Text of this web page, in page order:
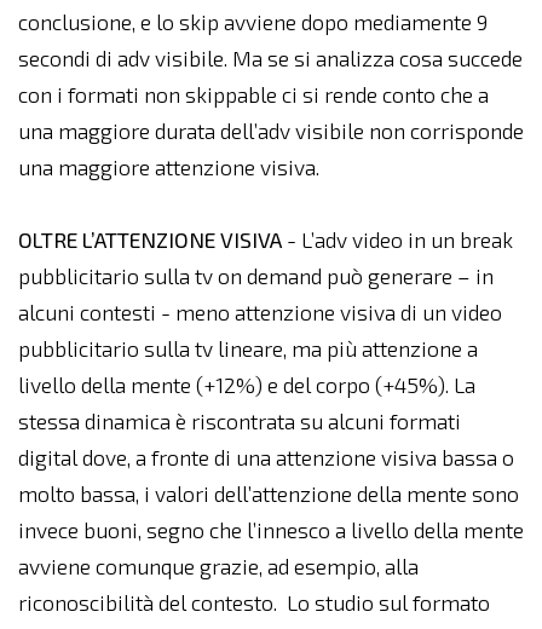
conclusione, e lo skip avviene dopo mediamente 9
secondi di adv visibile. Ma se si analizza cosa succede
con i formati non skippable ci si rende conto che a
una maggiore durata dell’adv visibile non corrisponde
una maggiore attenzione visiva.
OLTRE L’ATTENZIONE VISIVA - L’adv video in un break
pubblicitario sulla tv on demand può generare – in
alcuni contesti - meno attenzione visiva di un video
pubblicitario sulla tv lineare, ma più attenzione a
livello della mente (+12%) e del corpo (+45%). La
stessa dinamica è riscontrata su alcuni formati
digital dove, a fronte di una attenzione visiva bassa o
molto bassa, i valori dell’attenzione della mente sono
invece buoni, segno che l’innesco a livello della mente
avviene comunque grazie, ad esempio, alla
riconoscibilità del contesto. Lo studio sul formato